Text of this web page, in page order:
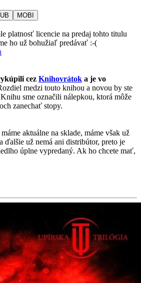
MOBI
platnosť licencie na predaj tohto titulu
ho už bohužiaľ predávať :-(
cez Knihovrátok a je vo
medzi touto knihou a novou by ste
sme označili nálepkou, ktorá môže
zanechať stopy.
aktuálne na sklade, máme však už
ďalšie už nemá ani distribútor, preto je
úplne vypredaný. Ak ho chcete mať,